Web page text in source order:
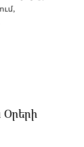
Օրերի